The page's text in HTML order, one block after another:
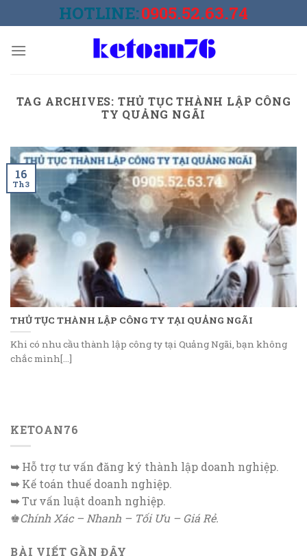
to
HOTLINE:0905.52.63.74
TAG ARCHIVES: THỦ TỤC THÀNH LẬP CÔNG
TY QUẢNG NGÃI
THỦ TỤC THÀNH LẬP CÔNG TY TẠI QUẢNG NGÃI
Khi có nhu cầu thành lập công ty tại Quảng Ngãi, bạn không
chắc mình[...]
16
Th3
KETOAN76
➥Hỗ trợ tư vấn đăng ký thành lập doanh nghiệp.
➥Kế toán thuế doanh nghiệp.
➥Tư vấn luật doanh nghiệp.
♚Chính Xác – Nhanh – Tối Ưu – Giá Rẻ.
BÀI VIẾT GẦN ĐÂY